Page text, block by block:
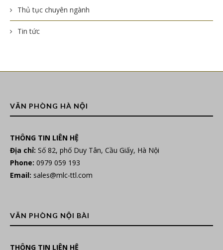
Thủ tục chuyên ngành
Tin tức
VĂN PHÒNG HÀ NỘI
THÔNG TIN LIÊN HỆ
Địa chỉ: Số 82, phố Duy Tân, Cầu Giấy, Hà Nội
Phone: 0979 059 193
Email: sales@mlc-ttl.com
VĂN PHÒNG NỘI BÀI
THÔNG TIN LIÊN HỆ